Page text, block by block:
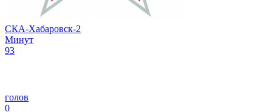
СКА-Хабаровск-2
Минут
93
голов
0